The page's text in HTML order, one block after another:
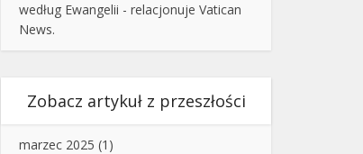
według Ewangelii - relacjonuje Vatican
News.
Zobacz artykuł z przeszłości
marzec 2025 (1)